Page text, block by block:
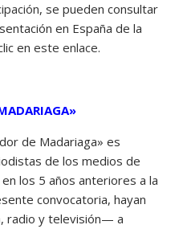
, se pueden consultar
en España de la
en este enlace.
de Madariaga» es
de los medios de
los 5 años anteriores a la
convocatoria, hayan
radio y televisión— a